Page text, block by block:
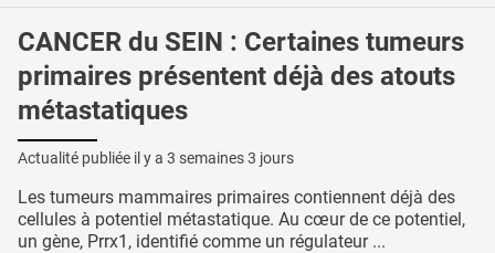
CANCER du SEIN : Certaines tumeurs
primaires présentent déjà des atouts
métastatiques
Actualité publiée il y a 3 semaines 3 jours
Les tumeurs mammaires primaires contiennent déjà des
cellules à potentiel métastatique. Au cœur de ce potentiel,
un gène, Prrx1, identifié comme un régulateur ...